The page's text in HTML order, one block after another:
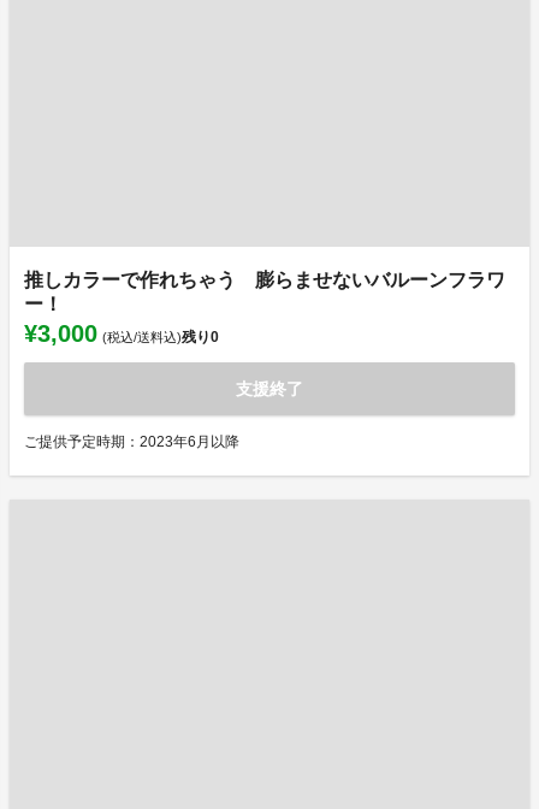
推しカラーで作れちゃう 膨らませないバルーンフラワ
ー！
¥3,000 (税込/送料込)残り0
支援終了
ご提供予定時期：2023年6月以降